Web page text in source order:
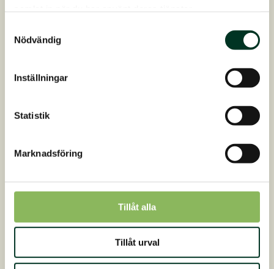
Nödvändig
Inställningar
Statistik
Marknadsföring
Tillåt alla
Tillåt urval
balanserat så att olika ingredienser stödjer
därför vi har sammansatt produkterna med
ett brett utbud av ingredienser som är
produktens effekt på din häst.
Maja Knudsen
Maja Mandrup Knudsen har under många år
varit en välkänd och betrodd rådgivare bland